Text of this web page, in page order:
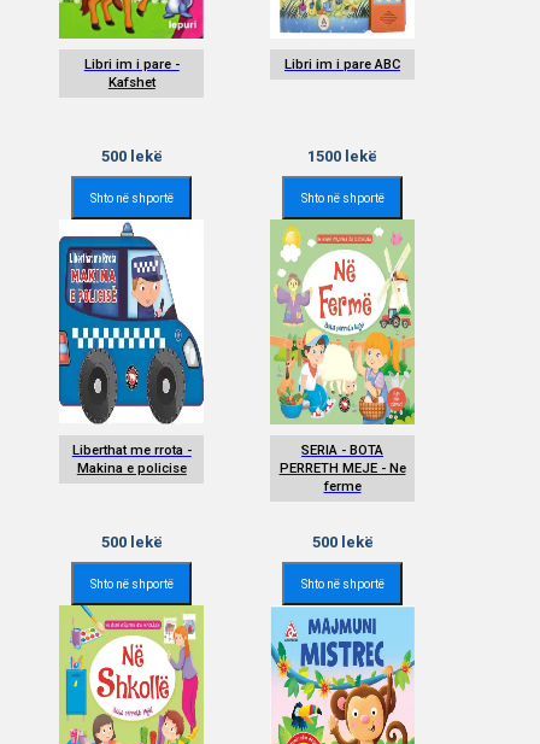
Libri im i pare -
Kafshet
500lekë
Shto në shportë
Libri im i pare ABC
1500 lekë
Shto në shportë
Liberthat me rrota -
Makina e policise
500lekë
Shto në shportë
SERIA - BOTA
PERRETH MEJE - Ne
ferme
500lekë
Shto në shportë